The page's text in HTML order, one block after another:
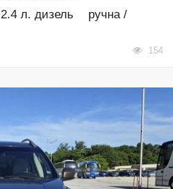
2.4 л. дизель
ручна /
154